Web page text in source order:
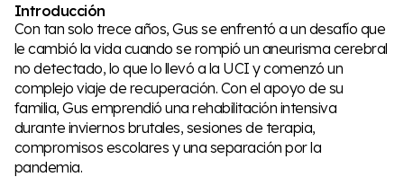
Introducción
Con tan solo trece años, Gus se enfrentó a un desafío que
le cambió la vida cuando se rompió un aneurisma cerebral
no detectado, lo que lo llevó a la UCI y comenzó un
complejo viaje de recuperación. Con el apoyo de su
familia, Gus emprendió una rehabilitación intensiva
durante inviernos brutales, sesiones de terapia,
compromisos escolares y una separación por la
pandemia.